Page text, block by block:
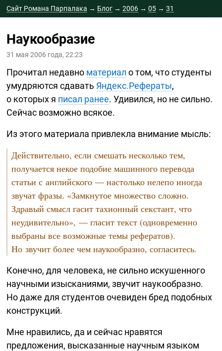
Сайт Романа Парпалака → Блог →2006 →05 →31
Наукообразие
31 мая 2006 года, 22:23
Прочитал недавно материал о том, что студенты
умудряются сдавать Яндекс.Рефераты,
о которых я писал ранее. Удивился, но не сильно.
Сейчас возможно всякое.
Из этого материала привлекла внимание мысль:
Действительно, если смешать несколько тем,
получается некое подобие машинного перевода
статьи с английского — настолько нелепо иногда
звучат фразы. «Замкнутое множество сложно.
Здравый смысл гасит тахионный секстант, что
неудивительно», — гласит текст (одновременно
выбраны все возможные темы рефератов).
Но звучит более чем наукообразно, согласитесь.
Конечно, для человека, не сильно искушенного
научными изысканиями, звучит наукообразно.
Но даже для студентов очевиден бред подобных
конструкций.
Мне нравились, да и сейчас нравятся
предложения, высказанные научным языком